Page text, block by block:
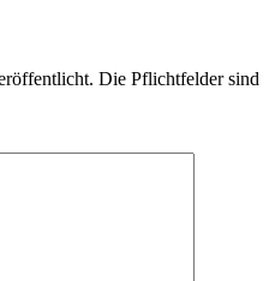
Die Pflichtfelder sind